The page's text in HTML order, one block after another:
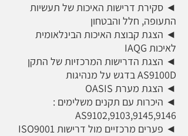
◄ סקירת דרישות האיכות של תעשיות
התעופה, חלל והבטחון
◄ הצגת קבוצת האיכות הבינלאומית
לאיכות IAQG
◄ הצגת הדרישות המרכזיות של התקן
AS9100D בדגש על מנהיגות
◄ הצגת מערת OASIS
◄ היכרות עם תקנים משלימים :
AS9102,9103,9145,9146
◄ פערים מרכזיים מול דרישות ISO9001